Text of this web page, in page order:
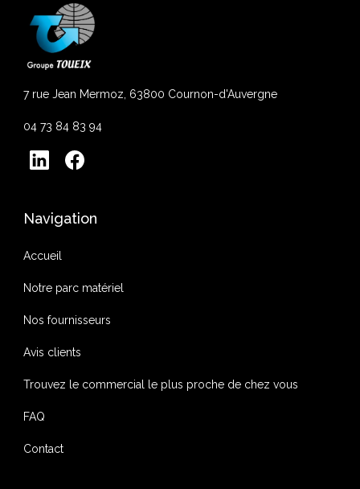
7 rue Jean Mermoz, 63800 Cournon-d'Auvergne
04 73 84 83 94
Navigation
Accueil
Notre parc matériel
Nos fournisseurs
Avis clients
Trouvez le commercial le plus proche de chez vous
FAQ
Contact